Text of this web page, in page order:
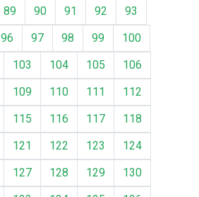
89 90 91 92
93
96 97 98 99
100
103 104 105
106
109 110 111
112
115 116 117
118
121 122 123
124
127 128 129
130